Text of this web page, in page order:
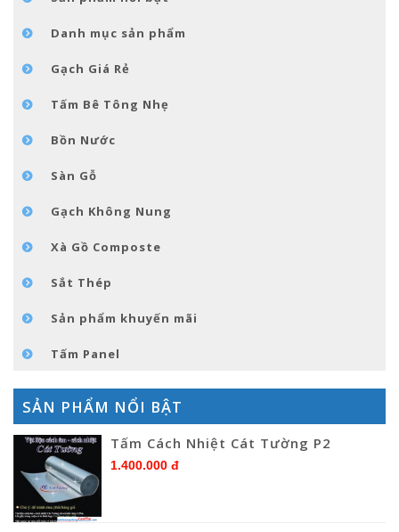
LIÊN HỆDanh mục sản phẩm
Gạch Giá Rẻ
Tấm Bê Tông Nhẹ
Bồn Nước
Sàn Gỗ
Gạch Không Nung
Xà Gồ Composte
Sắt Thép
Sản phẩm khuyến mãi
Tấm Panel
SẢN PHẨM NỔI BẬT
Tấm Cách Nhiệt Cát Tường P2
1.400.000 đ